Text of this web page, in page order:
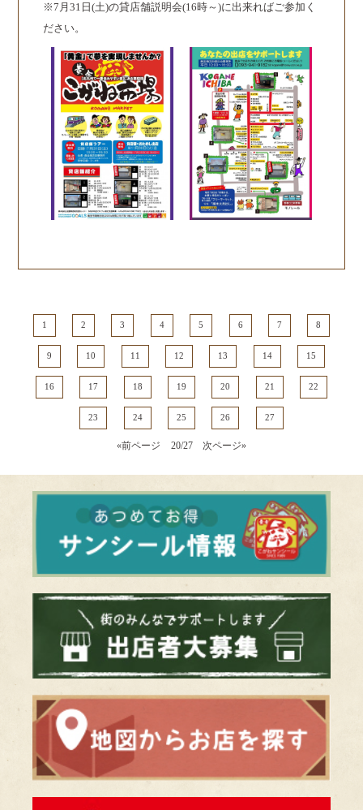
※7月31日(土)の貸店舗説明会(16時～)に出来ればご参加く
ださい。
1 2 3 4 5 6 7 8
9 10 11 12 13 14 15
16 17 18 19 20 21 22
23 24 25 26 27
« 前ページ 20/27 次ページ »